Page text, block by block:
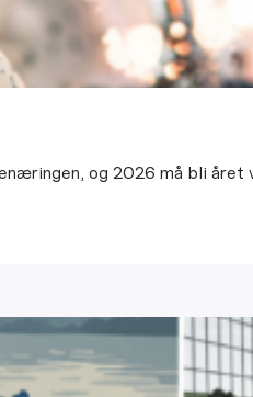
og 2026 må bli året